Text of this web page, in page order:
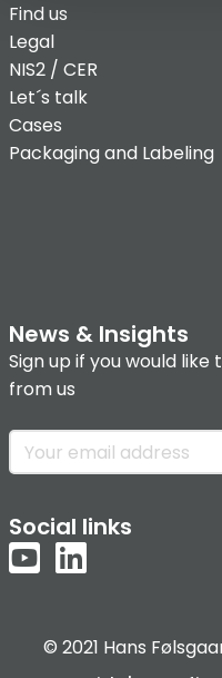
Find us
Legal
NIS2 / CER
Let´s talk
Cases
Packaging and Labeling
News & Insights
Sign up if you would
from us
Social links
© 2021 Hans